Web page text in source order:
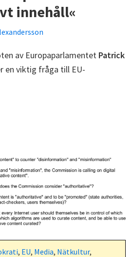
innehåll«
av Europaparlamentet Patrick
en viktig fråga till EU-
, EU, Media, Nätkultur,